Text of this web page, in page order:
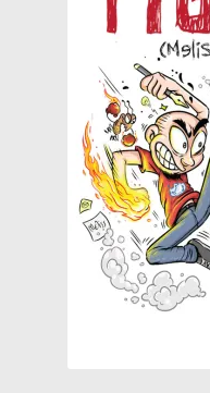
Ο λογαριασμός μου
Όροι χρήσης
Επικοινωνία